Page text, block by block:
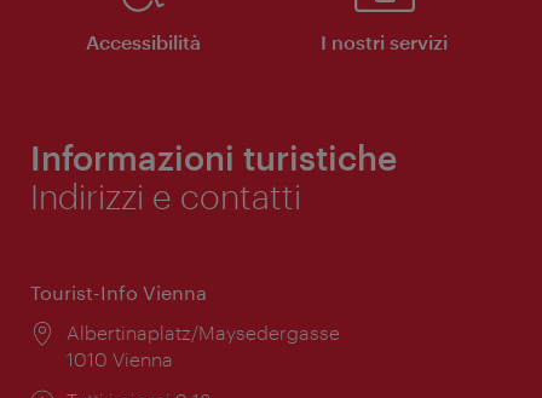
Accessibilità I nostri servizi
Informazioni turistiche
Indirizzi e contatti
Tourist-Info Vienna
Posizione:
Albertinaplatz/Maysedergasse
1010 Vienna